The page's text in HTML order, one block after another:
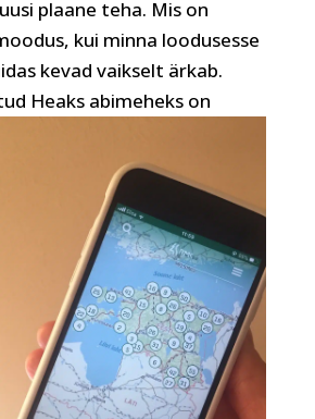
plaane teha. Mis on
kui minna loodusesse
kevad vaikselt ärkab.
Heaks abimeheks on